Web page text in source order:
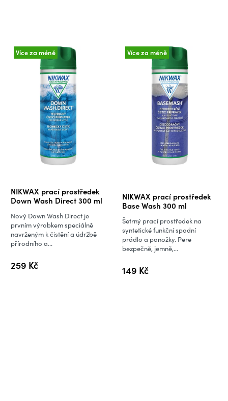
Více za méně
NIKWAX prací prostředek
Down Wash Direct 300 ml
Průměrné
hodnocení
produktu
je
3,2
z
5
259 Kč
Nový Down Wash Direct je
prvním výrobkem speciálně
navrženým k čistění a údržbě
přírodního a...
Více za méně
NIKWAX prací prostředek
Base Wash 300 ml
149 Kč
Šetrný prací prostředek na
syntetické funkční spodní
prádlo a ponožky. Pere
bezpečně, jemně,...